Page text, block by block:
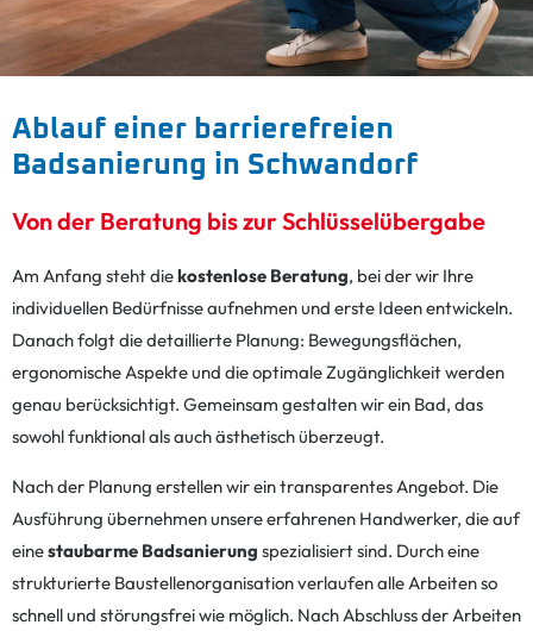
Ablauf einer barrierefreien
Badsanierung in Schwandorf
Von der Beratung bis zur Schlüsselübergabe
Am Anfang steht diekostenlose Beratung, bei der wir Ihre
individuellen Bedürfnisse aufnehmen und erste Ideen entwickeln.
Danach folgt die detaillierte Planung: Bewegungsflächen,
ergonomische Aspekte und die optimale Zugänglichkeit werden
genau berücksichtigt. Gemeinsam gestalten wir ein Bad, das
sowohl funktional als auch ästhetisch überzeugt.
Nach der Planung erstellen wir ein transparentes Angebot. Die
Ausführung übernehmen unsere erfahrenen Handwerker, die auf
einestaubarme Badsanierung spezialisiert sind. Durch eine
strukturierte Baustellenorganisation verlaufen alle Arbeiten so
schnell und störungsfrei wie möglich. Nach Abschluss der Arbeiten